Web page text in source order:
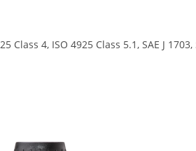
Class 4, ISO 4925 Class 5.1, SAE J 1703,